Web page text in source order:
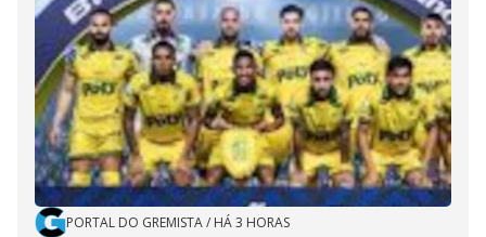
PORTAL DO GREMISTA/ HÁ 3 HORAS